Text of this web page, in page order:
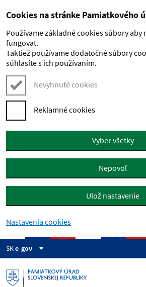
Preskočiť na hlavný obsah
Cookies na stránke Pamiatkového
Používame základné cookies súbory aby
fungovať.
Taktiež používame dodatočné súbory
súhlasíte s ich používaním.
Nevyhnuté cookies
Reklamné cookies
Vyber všetky
Nepovoľ
Ulož nastavenie
Nastavenia cookies
SKe-gov